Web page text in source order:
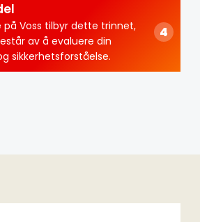
på Voss tilbyr dette trinnet,
av å evaluere din
sikkerhetsforståelse.